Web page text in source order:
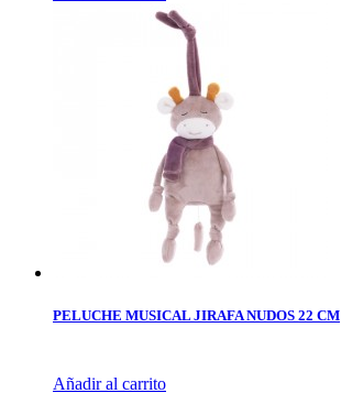
PELUCHE MUSICAL JIRAFA NUDOS 22 CM
Añadir al carrito